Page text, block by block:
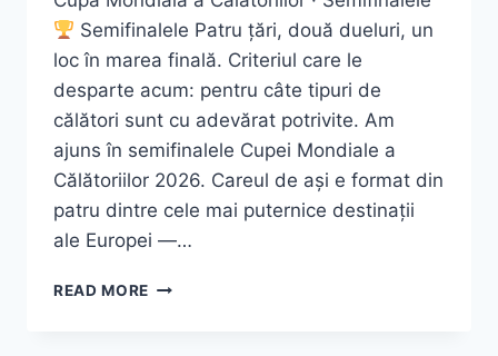
Semifinalele Patru țări, două dueluri, un
loc în marea finală. Criteriul care le
desparte acum: pentru câte tipuri de
călători sunt cu adevărat potrivite. Am
ajuns în semifinalele Cupei Mondiale a
Călătoriilor 2026. Careul de ași e format din
patru dintre cele mai puternice destinații
ale Europei —…
READ MORE CUPA